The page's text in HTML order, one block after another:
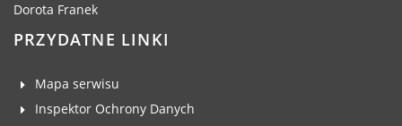
Dorota Franek
PRZYDATNE LINKI
Mapa serwisu
Inspektor Ochrony Danych